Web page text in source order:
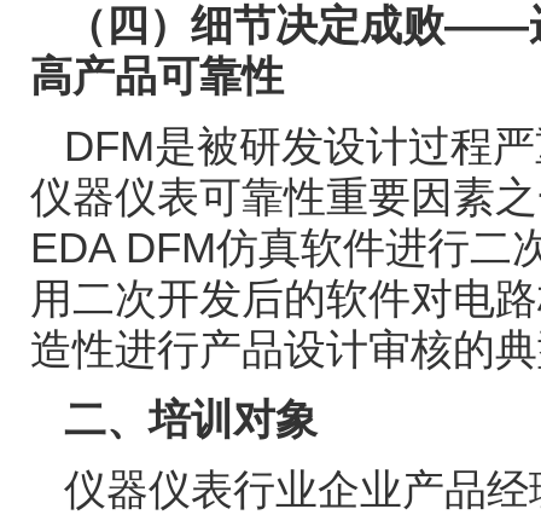
（四）细节决定成败——
高产品可靠性
DFM是被研发设计过程
仪器仪表可靠性重要因素
EDA DFM仿真软件进行二
用二次开发后的软件对电
造性进行产品设计审核的
二、培训对象
仪器仪表行业企业产品